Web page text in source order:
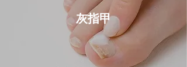
​灰指甲